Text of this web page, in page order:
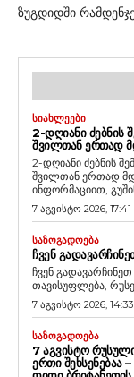
ზუგდიდში
ᲡᲘᲐᲮᲚᲔᲔᲑᲘ
2-ᲓᲦᲘᲐᲜᲘ ᲫᲔᲑᲜᲘᲡ
ᲨᲕᲘᲚᲗᲐᲜ ᲔᲠᲗᲐᲓ
2-დღიანი ძებნის
შვილთან ერთად
ინფორმაციით,
7 აგვისტო 2026, 17:41
ᲡᲐᲖᲝᲒᲐᲓᲝᲔᲑᲐ
ᲩᲕᲔᲜ
ჩვენ
თავისუფლება,
7 აგვისტო 2026, 14:33
ᲡᲐᲖᲝᲒᲐᲓᲝᲔᲑᲐ
7 ᲐᲒᲕᲘᲡᲢᲝ
ᲔᲠᲗᲘ ᲨᲔᲮᲡᲔᲜᲔᲑᲐᲐ